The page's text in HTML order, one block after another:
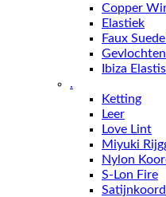
Copper
Elastiek
Faux
Ibiza
.
Ketting
Leer
Love Lint
Miyuki
Nylon
S-Lon Fire
Satijnkoord